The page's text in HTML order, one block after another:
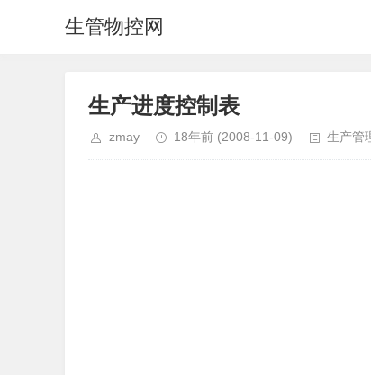
生管物控网
生产进度控制表
zmay 18年前 (2008-11-09) 生产管